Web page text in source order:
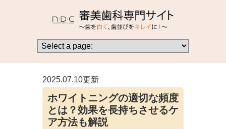
2025.07.10更新
ホワイトニングの適切な頻度
とは？効果を長持ちさせるケ
ア方法も解説